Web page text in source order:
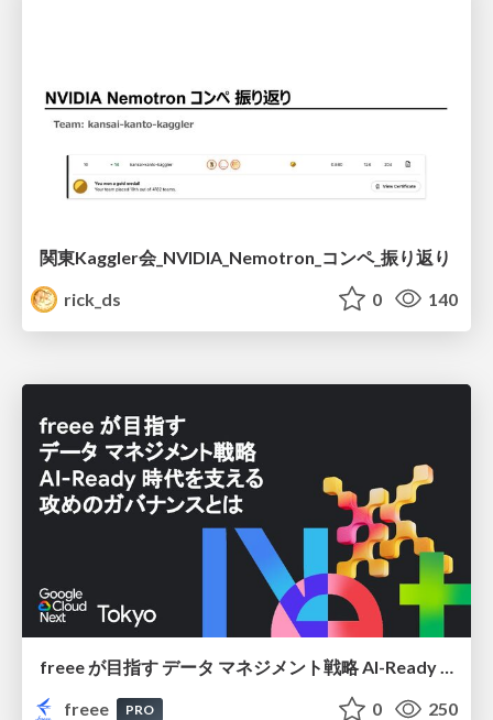
関東Kaggler会_NVIDIA_Nemotron_コンペ_振り返り
rick_ds
0 140
freee が目指す データ マネジメント戦略 AI-Ready 時代を支える 攻めのガバナンスとは
freee
PRO 0 250